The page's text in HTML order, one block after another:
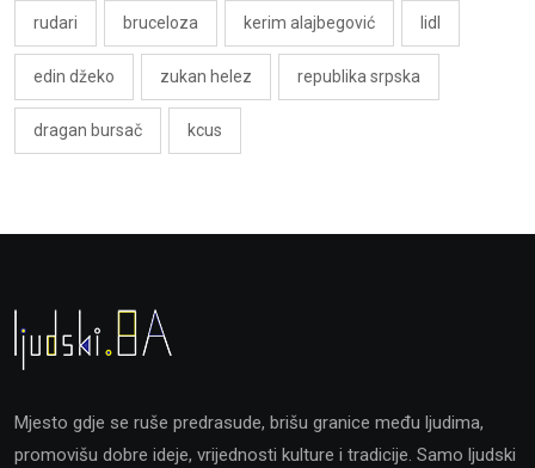
rudari bruceloza kerim alajbegović lidl
edin džeko zukan helez republika srpska
dragan bursač kcus
Mjesto gdje se ruše predrasude, brišu granice među ljudima,
promovišu dobre ideje, vrijednosti kulture i tradicije. Samo ljudski